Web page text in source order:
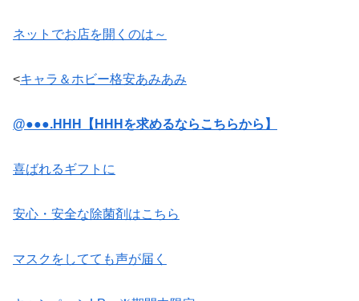
ネットでお店を開くのは～
<キャラ＆ホビー格安あみあみ
@●●●.HHH【HHHを求めるならこちらから】
喜ばれるギフトに
安心・安全な除菌剤はこちら
マスクをしてても声が届く